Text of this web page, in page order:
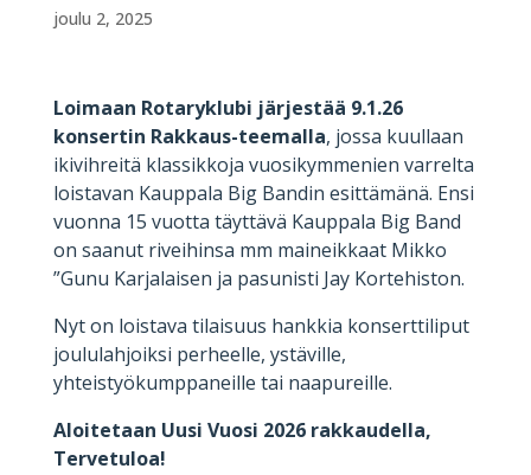
joulu 2, 2025
Loimaan Rotaryklubi järjestää 9.1.26
konsertin Rakkaus-teemalla, jossa kuullaan
ikivihreitä klassikkoja vuosikymmenien varrelta
loistavan Kauppala Big Bandin esittämänä. Ensi
vuonna 15 vuotta täyttävä Kauppala Big Band
on saanut riveihinsa mm maineikkaat Mikko
”Gunu Karjalaisen ja pasunisti Jay Kortehiston.
Nyt on loistava tilaisuus hankkia konserttiliput
joululahjoiksi perheelle, ystäville,
yhteistyökumppaneille tai naapureille.
Aloitetaan Uusi Vuosi 2026 rakkaudella,
Tervetuloa!